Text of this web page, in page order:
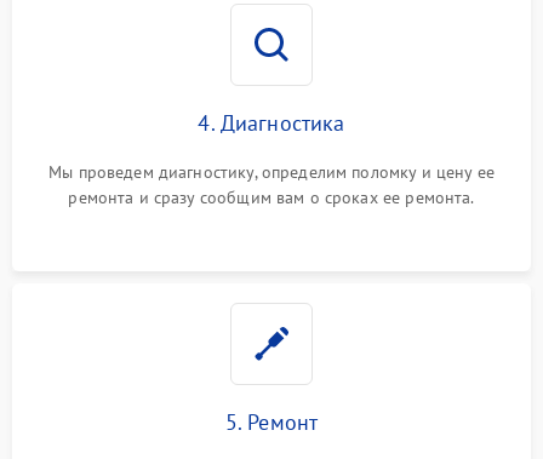
4. Диагностика
Мы проведем диагностику, определим поломку и цену ее
ремонта и сразу сообщим вам о сроках ее ремонта.
5. Ремонт